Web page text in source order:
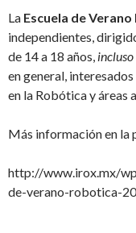
La Escuela de
independientes,
de 14 a 18 años,
en general,
en la Robótica y áreas
Más información en la
http://www.irox.mx/
de-verano-robotica-